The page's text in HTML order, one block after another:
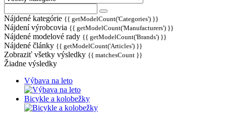
Nájdené kategórie {{ getModelCount('Categories') }}
Nájdení výrobcovia {{ getModelCount('Manufacturers') }}
Nájdené modelové rady {{ getModelCount('Brands') }}
Nájdené články {{ getModelCount('Articles') }}
Zobraziť všetky výsledky {{ matchesCount }}
Žiadne výsledky
Výbava na leto
Bicykle a kolobežky